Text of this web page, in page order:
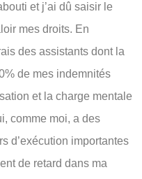
et j’ai dû saisir le
mes droits. En
des assistants dont la
de mes indemnités
et la charge mentale
comme moi, a des
d’exécution importantes
de retard dans ma